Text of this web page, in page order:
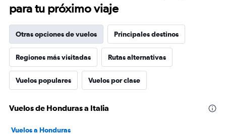
para tu próximo viaje
Otras opciones de vuelos Principales destinos
Regiones más visitadas Rutas alternativas
Vuelos populares Vuelos por clase
Vuelos de Honduras a Italia
Vuelos a Honduras